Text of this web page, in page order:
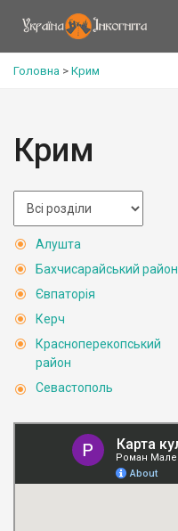
Головна > Крим
Крим
Алушта
Бахчисарайський район
Євпаторія
Керч
Красноперекопський
район
Севастополь